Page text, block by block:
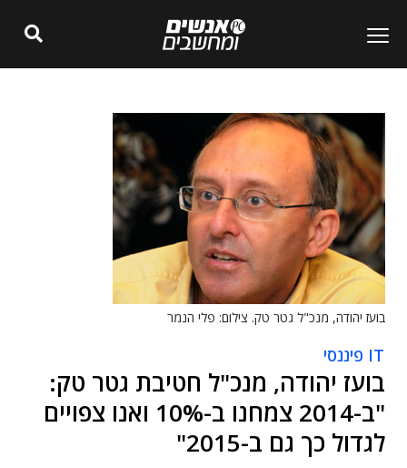
בועז יהודה, מנכ"ל גטר טק. צילום: פלי הנמר
IT פיננסי
בועז יהודה, מנכ"ל חטיבת גטר טק:
"ב-2014 צמחנו ב-10% ואנו צפויים
לגדול כך גם ב-2015"